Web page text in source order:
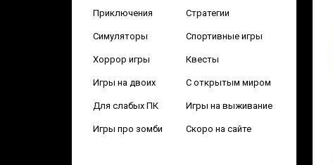
Приключения Стратегии
Симуляторы Спортивные игры
Хоррор игры Квесты
Игры на двоих С открытым миром
Для слабых ПК Игры на выживание
Игры про зомби Скоро на сайте